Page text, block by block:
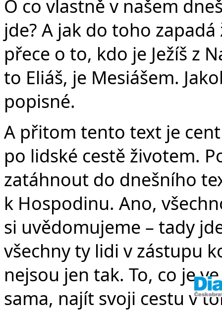
v
O co vlastně v našem
jde? A jak do toho
přece o to, kdo je Ježíš z
to Eliáš, je Mesiášem.
popisné.
A přitom tento text je
po lidské cestě životem.
zatáhnout do dnešního
k Hospodinu. Ano,
si uvědomujeme – tady
všechny ty lidi v zástupu
nejsou jen tak. To, co je
sama, najít svoji cestu v